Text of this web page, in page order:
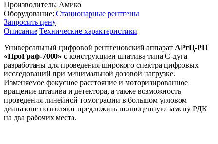
Производитель: Амико
Оборудование: Стационарные рентгены
Запросить цену
Описание Технические характеристики
Универсальный цифровой рентгеновский аппарат АРгЦ-РП
«ПроГраф-7000» с конструкцией штатива типа С-дуга
разработаны для проведения широкого спектра цифровых
исследований при минимальной дозовой нагрузке.
Изменяемое фокусное расстояние и моторизированное
вращение штатива и детектора, а также возможность
проведения линейной томографии в большом угловом
диапазоне позволяют предложить полноценную замену РДК
на два рабочих места.